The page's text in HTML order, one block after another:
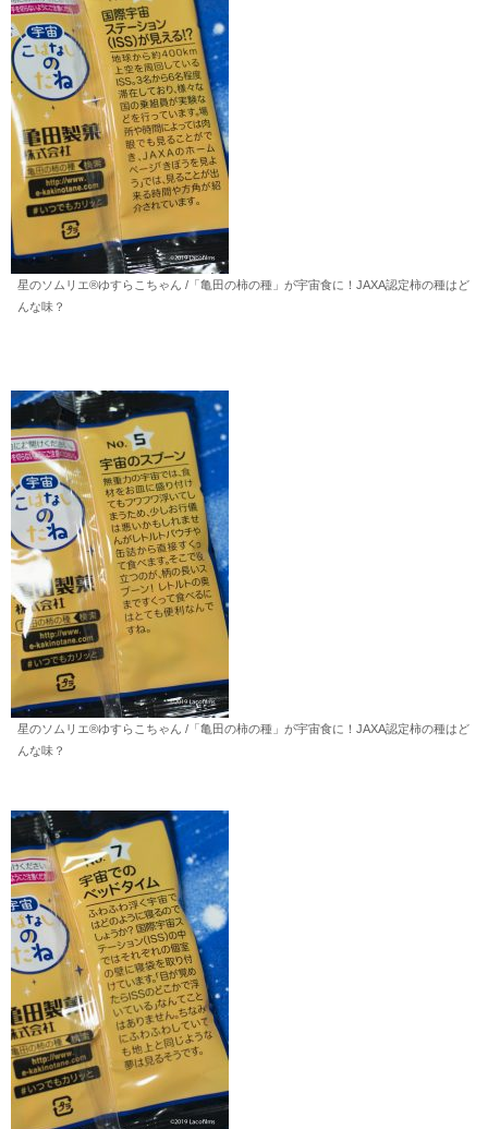
星のソムリエ®︎ゆすらこちゃん /「亀田の柿の種」が宇宙食に！JAXA認定柿の種はど
んな味？
星のソムリエ®︎ゆすらこちゃん /「亀田の柿の種」が宇宙食に！JAXA認定柿の種はど
んな味？